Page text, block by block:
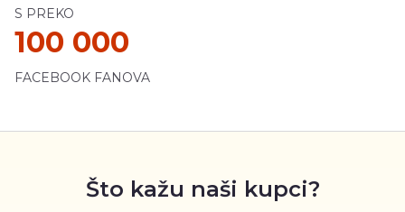
S PREKO
100 000
FACEBOOK FANOVA
Što kažu naši kupci?